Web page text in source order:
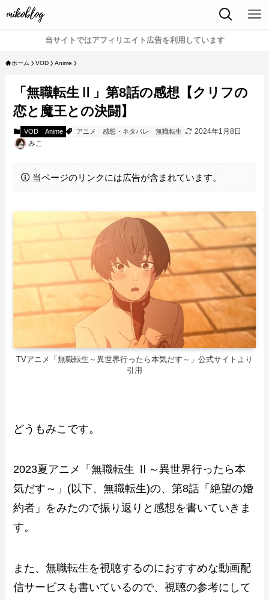
当サイトではアフィリエイト広告を利用しています
ホーム VOD Anime
「無職転生Ⅱ」第8話の感想【クリフの
恋と魔王との決闘】
VOD Anime アニメ 感想・ネタバレ 無職転生
2024年1月8日
みこ
当ページのリンクには広告が含まれています。
TVアニメ「無職転生～異世界行ったら本気だす～」公式サイトより
引用
どうもみこです。
2023夏アニメ「無職転生 Ⅱ～異世界行ったら本
気だす～」(以下、無職転生)の、第8話「絶望の婚
約者」をみたので振り返りと感想を書いていきま
す。
また、無職転生を視聴するのにおすすめな動画配
信サービスも書いているので、視聴の参考にして